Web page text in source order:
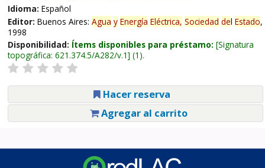
Idioma: Español
Editor: Buenos Aires: Agua y Energía Eléctrica, Sociedad del Estado,
1998
Disponibilidad: Ítems disponibles para préstamo: Signatura
topográfica: 621.374.5/A282/v.1 (1).
Hacer reserva
Agregar al carrito